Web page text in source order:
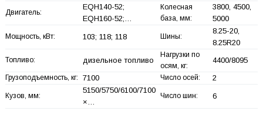
Двигатель:
EQH140-52;
EQH160-52;…
Колесная
база, мм:
3800, 4500,
5000
Мощность, кВт: 103; 118; 118 Шины:
8.25-20,
8.25R20
Топливо: дизельное топливо
Нагрузки по
осям, кг:
4400/8095
Грузоподъемность, кг: 7100 Число осей: 2
Кузов, мм:
5150/5750/6100/7100
×…
Число шин: 6